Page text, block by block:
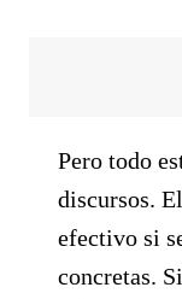
Pero todo
discursos.
efectivo si
concretas.